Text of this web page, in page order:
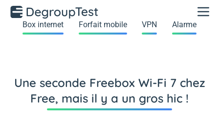
Box internet Forfait mobile VPN Alarme
Une seconde Freebox Wi-Fi 7 chez
Free, mais il y a un gros hic !